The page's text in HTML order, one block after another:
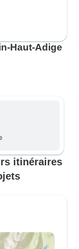
Haut-Adige
itinéraires